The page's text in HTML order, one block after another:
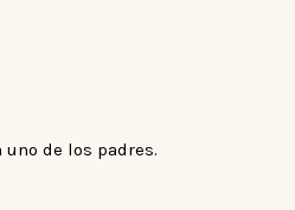
de los padres.